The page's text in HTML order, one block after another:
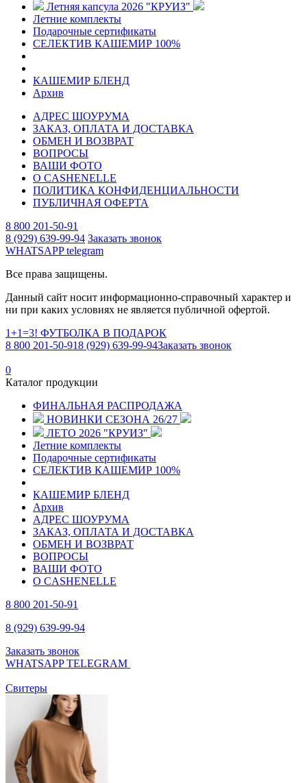
Летняя капсула 2026 "КРУИЗ"
Летние комплекты
Подарочные сертификаты
СЕЛЕКТИВ КАШЕМИР 100%
КАШЕМИР БЛЕНД
Архив
АДРЕС ШОУРУМА
ЗАКАЗ, ОПЛАТА И ДОСТАВКА
ОБМЕН И ВОЗВРАТ
ВОПРОСЫ
ВАШИ ФОТО
О CASHENELLE
ПОЛИТИКА КОНФИДЕНЦИАЛЬНОСТИ
ПУБЛИЧНАЯ ОФЕРТА
8 800 201-50-91
8 (929) 639-99-94 Заказать звонок
WHATSAPPtelegram
Все права защищены.
Данный сайт носит информационно-справочный характер и
ни при каких условиях не является публичной офертой.
1+1=3! ФУТБОЛКА В ПОДАРОК
8 800 201-50-918 (929) 639-99-94Заказать звонок
0
Каталог продукции
ФИНАЛЬНАЯ РАСПРОДАЖА
НОВИНКИ СЕЗОНА 26/27
ЛЕТО 2026 "КРУИЗ"
Летние комплекты
Подарочные сертификаты
СЕЛЕКТИВ КАШЕМИР 100%
КАШЕМИР БЛЕНД
Архив
АДРЕС ШОУРУМА
ЗАКАЗ, ОПЛАТА И ДОСТАВКА
ОБМЕН И ВОЗВРАТ
ВОПРОСЫ
ВАШИ ФОТО
О CASHENELLE
8 800 201-50-91
8 (929) 639-99-94
Заказать звонок
WHATSAPPTELEGRAM
Свитеры